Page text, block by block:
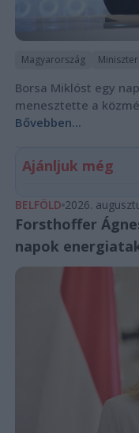
Magyarország
Borsa Miklóst egy
menesztette a
Bővebben...
Ajánljuk még
BELFÖLD 2026.
Forsthoffer
napok